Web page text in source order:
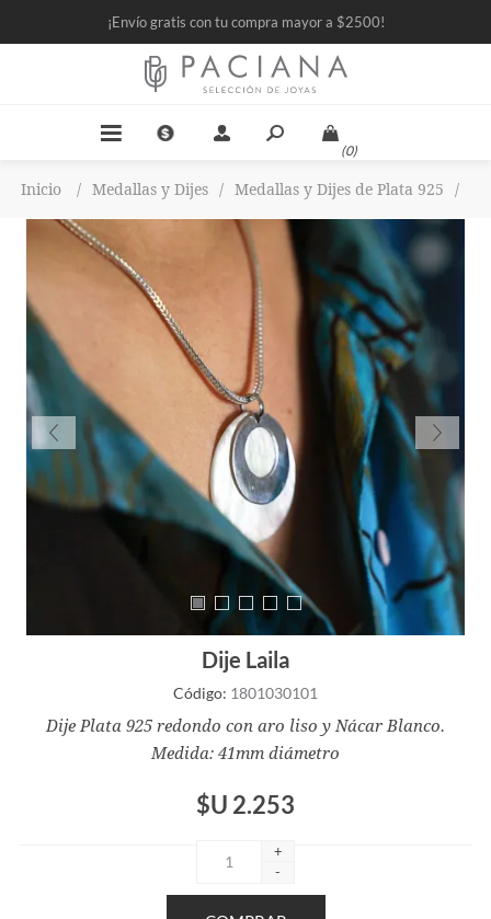
¡Envío gratis con tu compra mayor a $2500!
(0)
Inicio / Medallas y Dijes / Medallas y Dijes de Plata 925 /
Dije Laila
Código: 1801030101
Dije Plata 925 redondo con aro liso y Nácar Blanco.
Medida: 41mm diámetro
$U 2.253
+
-